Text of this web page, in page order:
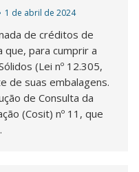
1 de abril de 2024
de créditos de
que, para cumprir a
(Lei nº 12.305,
de suas embalagens.
de Consulta da
(Cosit) nº 11, que